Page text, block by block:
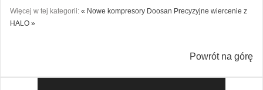
Więcej w tej kategorii: « Nowe kompresory Doosan Precyzyjne wiercenie z
HALO »
Powrót na górę